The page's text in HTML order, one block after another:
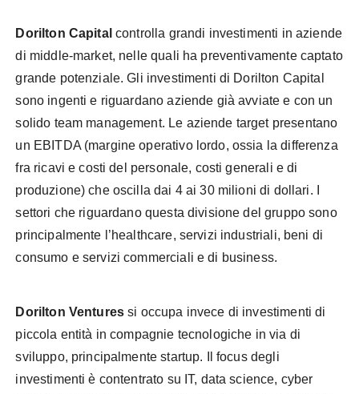
Dorilton Capital controlla grandi investimenti in aziende
di middle-market, nelle quali ha preventivamente captato
grande potenziale. Gli investimenti di Dorilton Capital
sono ingenti e riguardano aziende già avviate e con un
solido team management. Le aziende target presentano
un EBITDA (margine operativo lordo, ossia la differenza
fra ricavi e costi del personale, costi generali e di
produzione) che oscilla dai 4 ai 30 milioni di dollari. I
settori che riguardano questa divisione del gruppo sono
principalmente l’healthcare, servizi industriali, beni di
consumo e servizi commerciali e di business.
Dorilton Ventures si occupa invece di investimenti di
piccola entità in compagnie tecnologiche in via di
sviluppo, principalmente startup. Il focus degli
investimenti è contentrato su IT, data science, cyber